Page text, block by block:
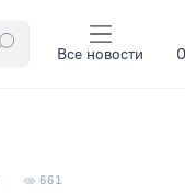
Все новости
661